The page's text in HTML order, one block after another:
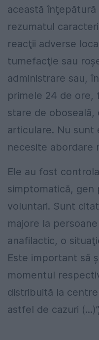
această înţepătură
rezumatul
reacţii adverse
tumefacţie sau
administrare sau,
primele 24 de ore,
stare de oboseală,
articulare. Nu sunt
necesite abordare
Ele au fost
simptomatică, gen
voluntari. Sunt
majore la
anafilactic, o
Este important să
momentul
distribuită la
astfel de cazuri